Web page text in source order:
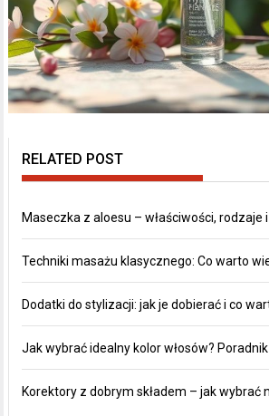
RELATED POST
Maseczka z aloesu – właściwości, rodzaje
Techniki masażu klasycznego: Co warto
Dodatki do stylizacji: jak je dobierać i co
Jak wybrać idealny kolor włosów?
Korektory z dobrym składem – jak wybrać